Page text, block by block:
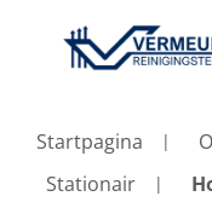
Startpagina
Stationair